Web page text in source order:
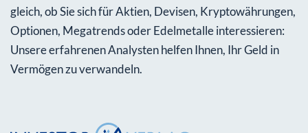
gleich, ob Sie sich für Aktien, Devisen, Kryptowährungen,
Optionen, Megatrends oder Edelmetalle interessieren:
Unsere erfahrenen Analysten helfen Ihnen, Ihr Geld in
Vermögen zu verwandeln.